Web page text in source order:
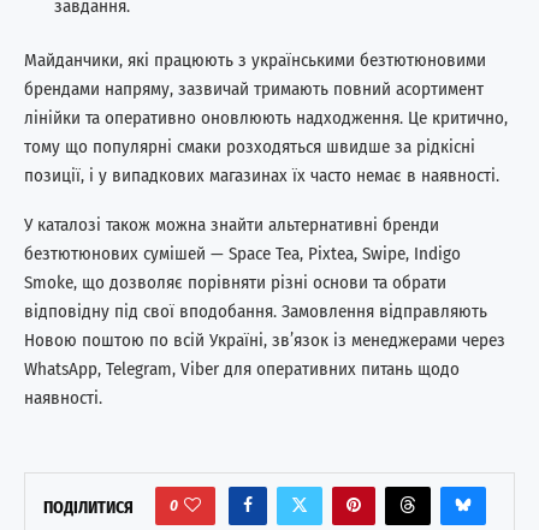
завдання.
Майданчики, які працюють з українськими безтютюновими
брендами напряму, зазвичай тримають повний асортимент
лінійки та оперативно оновлюють надходження. Це критично,
тому що популярні смаки розходяться швидше за рідкісні
позиції, і у випадкових магазинах їх часто немає в наявності.
У каталозі також можна знайти альтернативні бренди
безтютюнових сумішей — Space Tea, Pixtea, Swipe, Indigo
Smoke, що дозволяє порівняти різні основи та обрати
відповідну під свої вподобання. Замовлення відправляють
Новою поштою по всій Україні, зв’язок із менеджерами через
WhatsApp, Telegram, Viber для оперативних питань щодо
наявності.
ПОДІЛИТИСЯ 0